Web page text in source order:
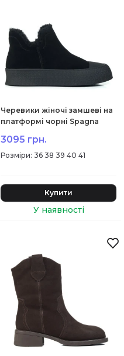
Черевики жіночі замшеві на
платформі чорні Spagna
3095 грн.
: 36 38 39 40 41
Купити